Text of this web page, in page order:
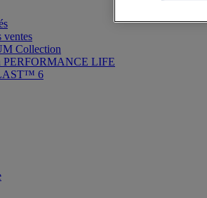
ventes
Collection
PERFORMANCE LIFE
6